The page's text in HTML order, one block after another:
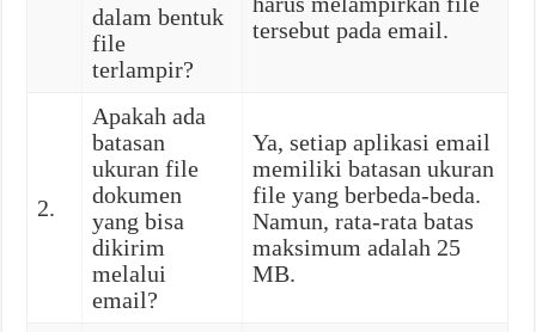
dalam bentuk
file
terlampir?
tersebut pada email.
2.
Apakah ada
batasan
ukuran file
dokumen
yang bisa
dikirim
melalui
email?
Ya, setiap aplikasi email
memiliki batasan ukuran
file yang berbeda-beda.
Namun, rata-rata batas
maksimum adalah 25
MB.